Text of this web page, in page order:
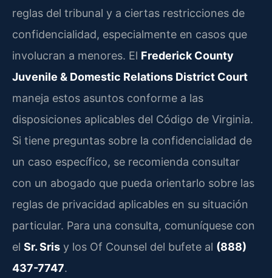
reglas del tribunal y a ciertas restricciones de
confidencialidad, especialmente en casos que
involucran a menores. El Frederick County
Juvenile & Domestic Relations District Court
maneja estos asuntos conforme a las
disposiciones aplicables del Código de Virginia.
Si tiene preguntas sobre la confidencialidad de
un caso específico, se recomienda consultar
con un abogado que pueda orientarlo sobre las
reglas de privacidad aplicables en su situación
particular. Para una consulta, comuníquese con
el Sr. Sris y los Of Counsel del bufete al (888)
437-7747.